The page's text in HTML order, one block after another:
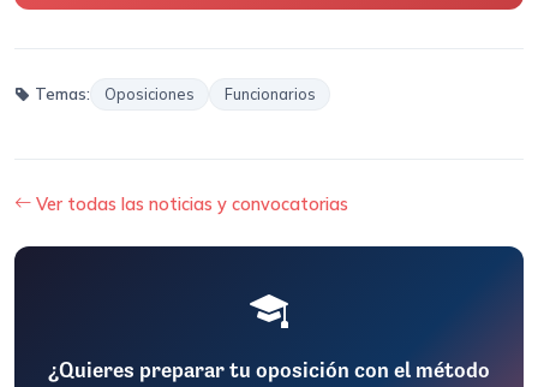
Temas: Oposiciones Funcionarios
Ver todas las noticias y convocatorias
¿Quieres preparar tu oposición con el método